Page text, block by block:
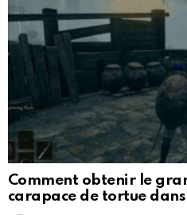
Comment obtenir le
carapace de tortue dans